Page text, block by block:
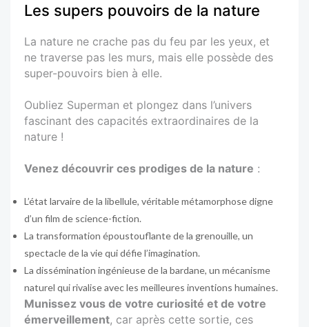
Les supers pouvoirs de la nature
La nature ne crache pas du feu par les yeux, et
ne traverse pas les murs, mais elle possède des
super-pouvoirs bien à elle.
Oubliez Superman et plongez dans l’univers
fascinant des capacités extraordinaires de la
nature !
Venez découvrir ces prodiges de la nature :
L’état larvaire de la libellule, véritable métamorphose digne
d’un film de science-fiction.
La transformation époustouflante de la grenouille, un
spectacle de la vie qui défie l’imagination.
La dissémination ingénieuse de la bardane, un mécanisme
naturel qui rivalise avec les meilleures inventions humaines.
Munissez vous de votre curiosité et de votre
émerveillement, car après cette sortie, ces